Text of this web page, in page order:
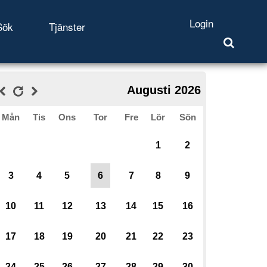
Tjänster Login
Augusti 2026
Mån Tis Ons Tor Fre Lör Sön
1 2
3 4 5 6 7 8 9
10 11 12 13 14 15 16
17 18 19 20 21 22 23